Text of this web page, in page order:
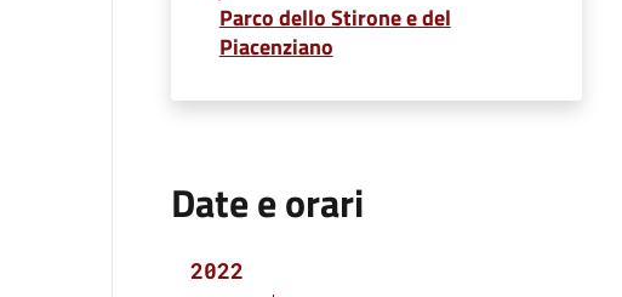
Parco dello Stirone e del
Piacenziano
Date e orari
2022